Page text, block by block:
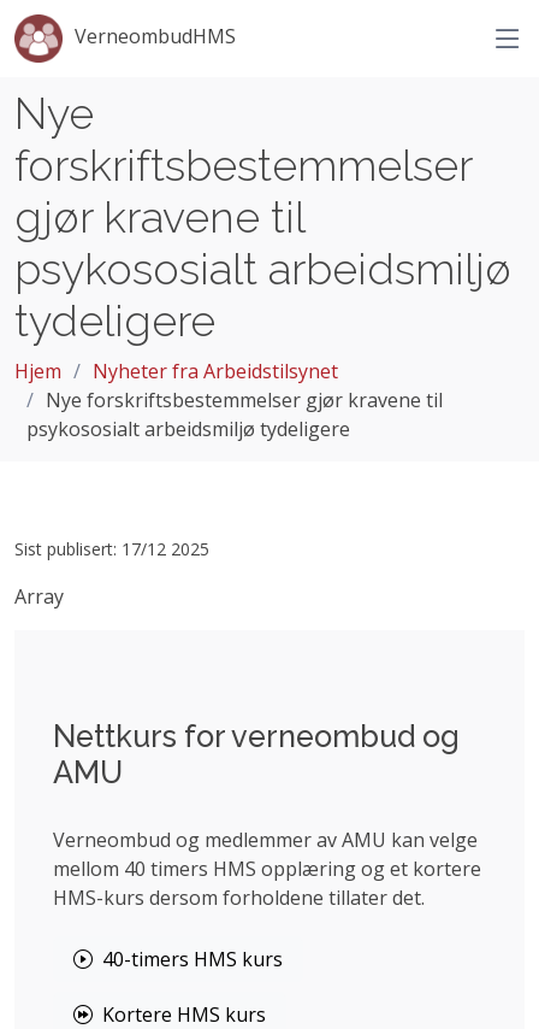
VerneombudHMS
Nye
forskriftsbestemmelser
gjør kravene til
psykososialt arbeidsmiljø
tydeligere
Hjem
Nyheter fra Arbeidstilsynet
Nye forskriftsbestemmelser gjør kravene til
psykososialt arbeidsmiljø tydeligere
Sist publisert: 17/12 2025
Array
Nettkurs for verneombud og
AMU
Verneombud og medlemmer av AMU kan velge
mellom 40 timers HMS opplæring og et kortere
HMS-kurs dersom forholdene tillater det.
40-timers HMS kurs
Kortere HMS kurs